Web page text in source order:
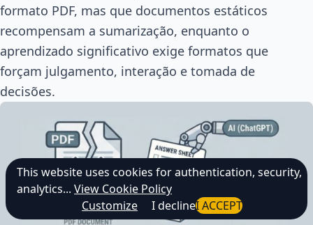
formato PDF, mas que documentos estáticos
recompensam a sumarização, enquanto o
aprendizado significativo exige formatos que
forçam julgamento, interação e tomada de
decisões.
This website uses cookies for authentication, security,
analytics... View Cookie Policy
Customize
I declineI ACCEPT